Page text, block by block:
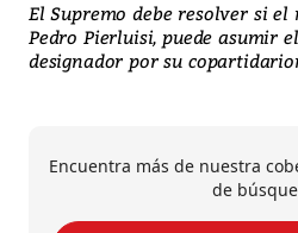
El Supremo debe resolver si el
Pedro Pierluisi, puede asumir
designador por su
Encuentra más de nuestra
de